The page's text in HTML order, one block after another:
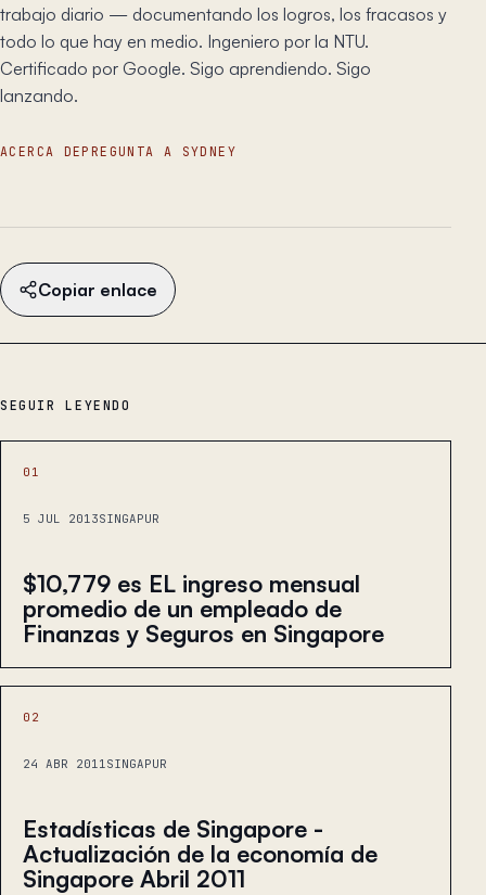
trabajo diario — documentando los logros, los fracasos y
todo lo que hay en medio. Ingeniero por la NTU.
Certificado por Google. Sigo aprendiendo. Sigo
lanzando.
ACERCA DE PREGUNTA A SYDNEY
Copiar enlace
SEGUIR LEYENDO
01
5 JUL 2013SINGAPUR
$10,779 es EL ingreso mensual
promedio de un empleado de
Finanzas y Seguros en Singapore
02
24 ABR 2011SINGAPUR
Estadísticas de Singapore -
Actualización de la economía de
Singapore Abril 2011